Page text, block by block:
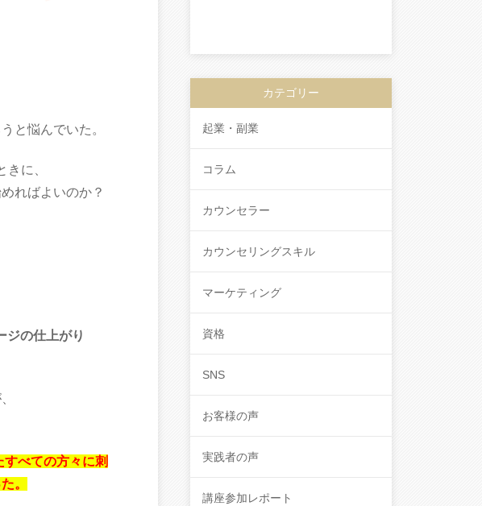
と悩んでいた。
に、
ればよいのか？
ジの仕上がり
べての方々に刺
。
カテゴリー
起業・副業
コラム
カウンセラー
カウンセリングスキル
マーケティング
資格
SNS
お客様の声
実践者の声
講座参加レポート